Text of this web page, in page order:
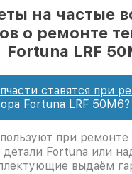
на частые
о ремонте
Fortuna LRF
ставятся при
Fortuna LRF 50M6?
при ремонте
Fortuna или
выдаём